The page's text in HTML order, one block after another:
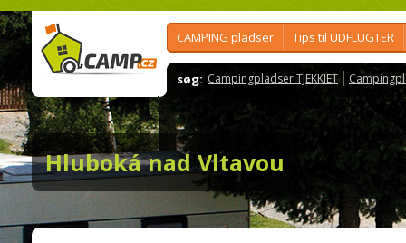
CAMPING pladser Tips til UDFLUGTER
søg: Campingpladser TJEKKIET
Hluboká nad Vltavou